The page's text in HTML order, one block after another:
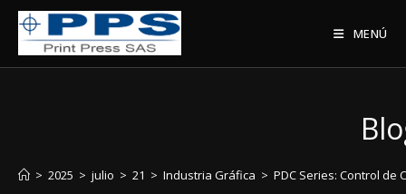
MENÚ
> 2025 > julio > 21 > Industria Gráfica > PDC Series: Control de